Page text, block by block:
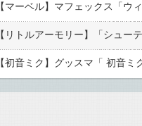
【マーベル】マフェックス「ウ
【初音ミク】グッスマ「 初音ミ